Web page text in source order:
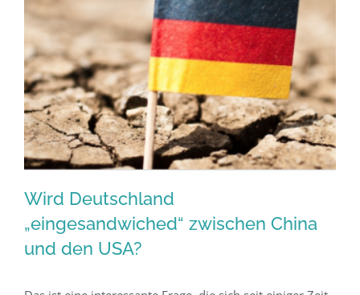
Welt-
und
ein
Web
3.0?
Wird Deutschland
„eingesandwiched“ zwischen China
und den USA?